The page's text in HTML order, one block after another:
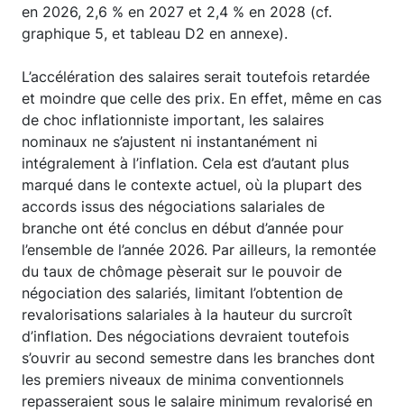
en 2026, 2,6 % en 2027 et 2,4 % en 2028 (cf.
graphique 5, et tableau D2 en annexe).
L’accélération des salaires serait toutefois retardée
et moindre que celle des prix. En effet, même en cas
de choc inflationniste important, les salaires
nominaux ne s’ajustent ni instantanément ni
intégralement à l’inflation. Cela est d’autant plus
marqué dans le contexte actuel, où la plupart des
accords issus des négociations salariales de
branche ont été conclus en début d’année pour
l’ensemble de l’année 2026. Par ailleurs, la remontée
du taux de chômage pèserait sur le pouvoir de
négociation des salariés, limitant l’obtention de
revalorisations salariales à la hauteur du surcroît
d’inflation. Des négociations devraient toutefois
s’ouvrir au second semestre dans les branches dont
les premiers niveaux de minima conventionnels
repasseraient sous le salaire minimum revalorisé en